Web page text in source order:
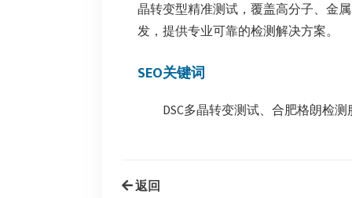
晶转变型精准测试，覆盖高分子、金
发，提供专业可靠的检测解决方案。
SEO关键词
DSC多晶转变测试、合肥格朗检
返回